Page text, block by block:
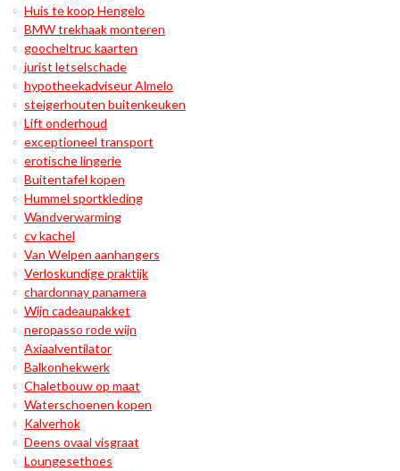
Huis te koop Hengelo
BMW trekhaak monteren
goocheltruc kaarten
jurist letselschade
hypotheekadviseur Almelo
steigerhouten buitenkeuken
Lift onderhoud
exceptioneel transport
erotische lingerie
Buitentafel kopen
Hummel sportkleding
Wandverwarming
cv kachel
Van Welpen aanhangers
Verloskundige praktijk
chardonnay panamera
Wijn cadeaupakket
neropasso rode wijn
Axiaalventilator
Balkonhekwerk
Chaletbouw op maat
Waterschoenen kopen
Kalverhok
Deens ovaal visgraat
Loungesethoes